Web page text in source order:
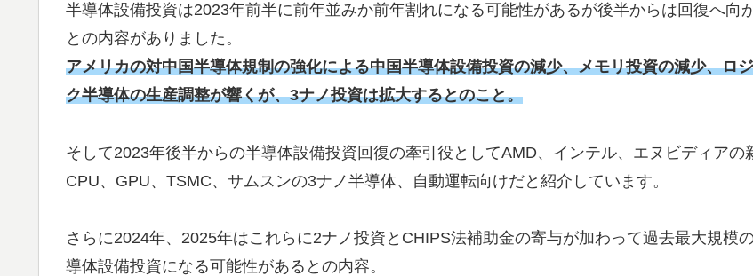
半導体設備投資は2023年前半に前年並みか前年割れになる可能性があるが後半からは回復へ向
との内容がありました。
アメリカの対中国半導体規制の強化による中国半導体設備投資の減少、メモリ投資の減少、ロ
ク半導体の生産調整が響くが、3ナノ投資は拡大するとのこと。
そして2023年後半からの半導体設備投資回復の牽引役としてAMD、インテル、エヌビディアの
CPU、GPU、TSMC、サムスンの3ナノ半導体、自動運転向けだと紹介しています。
さらに2024年、2025年はこれらに2ナノ投資とCHIPS法補助金の寄与が加わって過去最大規模
導体設備投資になる可能性があるとの内容。